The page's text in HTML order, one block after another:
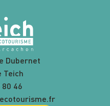
Dubernet
Teich
46